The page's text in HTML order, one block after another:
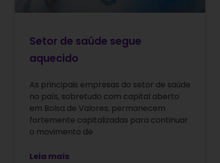
Setor de saúde segue
aquecido
As principais empresas do setor de saúde
no país, sobretudo com capital aberto
em Bolsa de Valores, permanecem
fortemente capitalizadas para continuar
o movimento de
Leia mais